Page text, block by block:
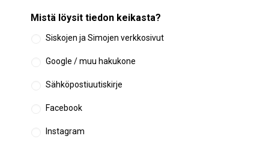
Mistä löysit tiedon keikasta?
Siskojen ja Simojen verkkosivut
Google / muu hakukone
Sähköpostiuutiskirje
Facebook
Instagram